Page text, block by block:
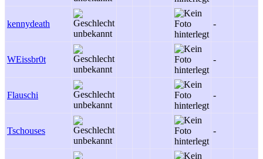
kennydeath -
WEissbr0t -
Flauschi -
Tschouses -